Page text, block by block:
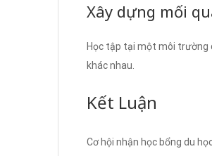
Xây dựng mối
Học tập tại một môi trường
khác nhau.
Kết Luận
Cơ hội nhận học bổng du